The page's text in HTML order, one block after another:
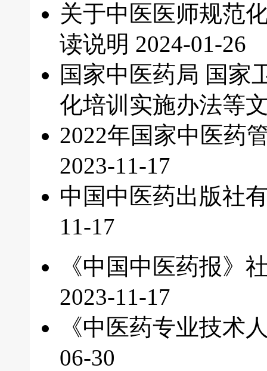
关于中医医师规范
读说明 2024-01-26
国家中医药局 国家
化培训实施办法等
2022年国家中医药
2023-11-17
中国中医药出版社
11-17
《中国中医药报》
2023-11-17
《中医药专业技术
06-30